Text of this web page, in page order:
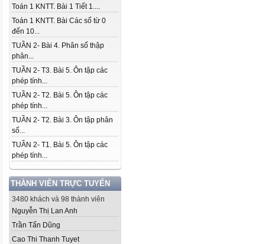
Toán 1 KNTT. Bài 1 Tiết 1....
Toán 1 KNTT. Bài Các số từ 0
đến 10...
TUẦN 2- Bài 4. Phân số thập
phân...
TUẦN 2- T3. Bài 5. Ôn tập các
phép tính...
TUẦN 2- T2. Bài 5. Ôn tập các
phép tính...
TUẦN 2- T2. Bài 3. Ôn tập phân
số...
TUẦN 2- T1. Bài 5. Ôn tập các
phép tính...
THÀNH VIÊN TRỰC TUYẾN
3480 khách và 98 thành viên
Nguyễn Thị Lan Anh
Trần Tấn Dũng
Cao Thi Thanh Tuyet